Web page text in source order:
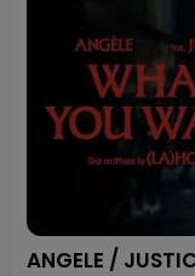
ANGELE /